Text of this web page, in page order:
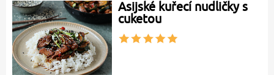
Asijské kuřecí nudličky s
cuketou